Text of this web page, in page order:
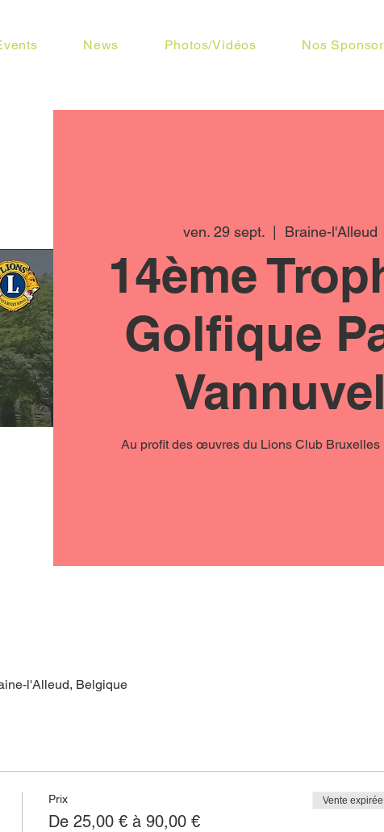
News Photos/Vidéos Nos
ven. 29 sept.
  |
Braine-l'Alleud
14ème
Golfique
Vannuvel
Au profit des œuvres du Lions Club Bruxelles
l'Alleud, Belgique
Prix
De 25,00 € à 90,00 €
Vente expirée